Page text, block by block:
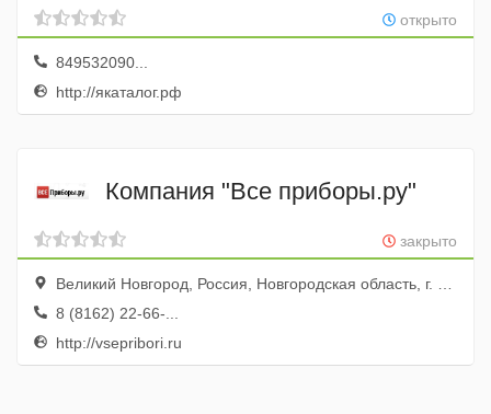
открыто
849532090...
http://якаталог.рф
Компания "Все приборы.ру"
закрыто
Великий Новгород, Россия, Новгородская область, г. Великий Новгород, ул. Великая, д. 22, оф. 7
8 (8162) 22-66-...
http://vsepribori.ru